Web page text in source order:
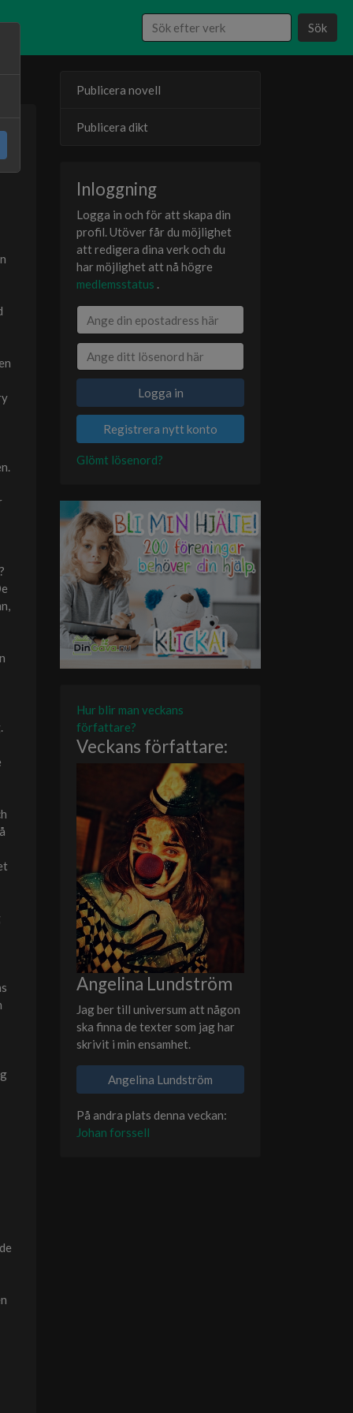
Sök
Publicera novell
Publicera dikt
Inloggning
Logga in och för att skapa din
profil. Utöver får du möjlighet
att redigera dina verk och du
har möjlighet att nå högre
medlemsstatus .
Logga in
Registrera nytt konto
Glömt lösenord?
Hur blir man veckans
författare?
Veckans författare:
Angelina Lundström
Jag ber till universum att någon
ska finna de texter som jag har
skrivit i min ensamhet.
Angelina Lundström
På andra plats denna veckan:
Johan forssell